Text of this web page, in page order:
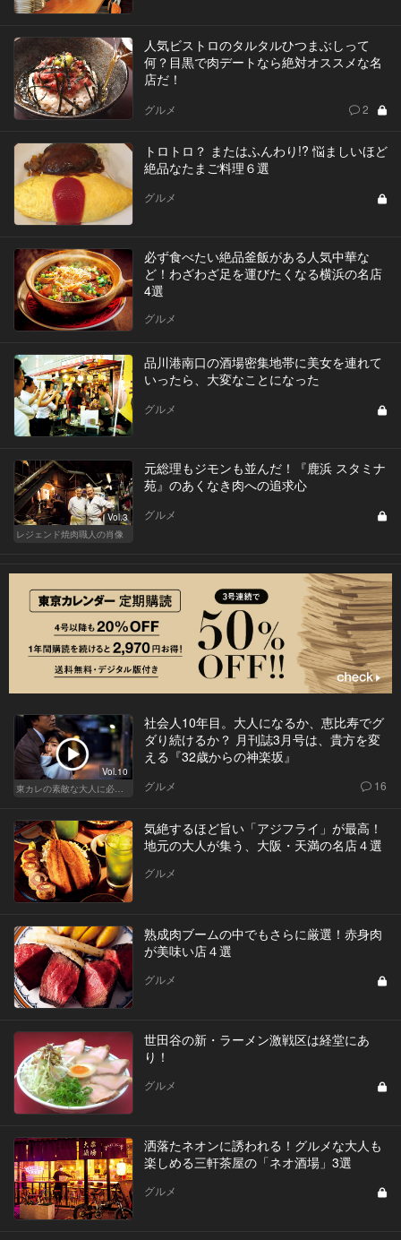
人気ビストロのタルタルひつまぶしって
何？目黒で肉デートなら絶対オススメな名
店だ！
グルメ 2
トロトロ？ またはふんわり!? 悩ましいほど
絶品なたまご料理６選
グルメ
必ず食べたい絶品釜飯がある人気中華な
ど！わざわざ足を運びたくなる横浜の名店
4選
グルメ
品川港南口の酒場密集地帯に美女を連れて
いったら、大変なことになった
グルメ
Vol.3
レジェンド焼肉職人の肖像
元総理もジモンも並んだ！『鹿浜 スタミナ
苑』のあくなき肉への追求心
グルメ
Vol.10
東カレの素敵な大人に必要なこと
社会人10年目。大人になるか、恵比寿でグ
ダり続けるか？ 月刊誌3月号は、貴方を変
える『32歳からの神楽坂』
グルメ 16
気絶するほど旨い「アジフライ」が最高！
地元の大人が集う、大阪・天満の名店４選
グルメ
熟成肉ブームの中でもさらに厳選！赤身肉
が美味い店４選
グルメ
世田谷の新・ラーメン激戦区は経堂にあ
り！
グルメ
洒落たネオンに誘われる！グルメな大人も
楽しめる三軒茶屋の「ネオ酒場」3選
グルメ